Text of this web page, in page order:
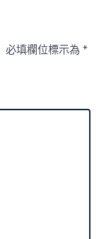
必填欄位標示為*